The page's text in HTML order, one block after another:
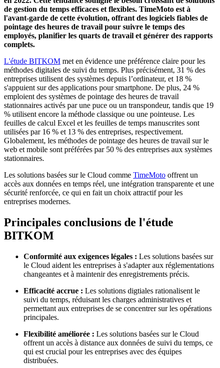
de gestion du temps efficaces et flexibles. TimeMoto est à
l'avant-garde de cette évolution, offrant des logiciels fiables de
pointage des heures de travail pour suivre le temps des
employés, planifier les quarts de travail et générer des rapports
complets.
L'étude BITKOM met en évidence une préférence claire pour les
méthodes digitales de suivi du temps. Plus précisément, 31 % des
entreprises utilisent des systèmes depuis l’ordinateur, et 18 %
s'appuient sur des applications pour smartphone. De plus, 24 %
emploient des systèmes de pointage des heures de travail
stationnaires activés par une puce ou un transpondeur, tandis que 19
% utilisent encore la méthode classique ou une pointeuse. Les
feuilles de calcul Excel et les feuilles de temps manuscrites sont
utilisées par 16 % et 13 % des entreprises, respectivement.
Globalement, les méthodes de pointage des heures de travail sur le
web et mobile sont préférées par 50 % des entreprises aux systèmes
stationnaires.
Les solutions basées sur le Cloud comme TimeMoto offrent un
accès aux données en temps réel, une intégration transparente et une
sécurité renforcée, ce qui en fait un choix attractif pour les
entreprises modernes.
Principales conclusions de l'étude
BITKOM
Conformité aux exigences légales : Les solutions basées sur
le Cloud aident les entreprises à s'adapter aux réglementations
changeantes et à maintenir des enregistrements précis.
Efficacité accrue : Les solutions digtiales rationalisent le
suivi du temps, réduisant les charges administratives et
permettant aux entreprises de se concentrer sur les opérations
principales.
Flexibilité améliorée : Les solutions basées sur le Cloud
offrent un accès à distance aux données de suivi du temps, ce
qui est crucial pour les entreprises avec des équipes
distribuées.